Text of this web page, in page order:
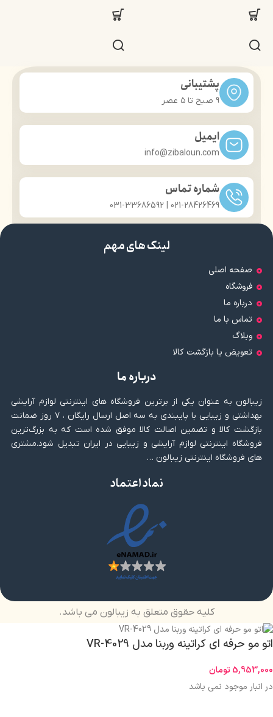
پشتیبانی
9 صبح تا ۵ عصر
ایمیل
info@zibaloun.com
شماره تماس
021-28426469 | 031-33686592
لینک های مهم
صفحه اصلی
فروشگاه
درباره ما
تماس با ما
وبلاگ
تعویض یا بازگشت کالا
درباره ما
زیبالون به عنوان یکی از برترین فروشگاه های اینترنتی لوازم آرایشی
بهداشتی و زیبایی با پایبندی به سه اصل ارسال رایگان ، ۷ روز ضمانت
بازگشت کالا و تضمین اصالت کالا موفق شده است که به بزرگ‌ترین
فروشگاه اینترنتی لوازم آرایشی و زیبایی در ایران تبدیل شود.مشتری
های فروشگاه اینترنتی زیبالون …
نماد اعتماد
کلیه حقوق متعلق به زیبالون می باشد.
اتو مو حرفه ای کراتینه وربنا مدل VR-4029
5,953,000تومان
در انبار موجود نمی باشد